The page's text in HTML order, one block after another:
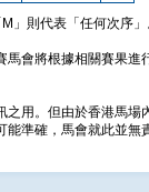
」則代表「任何次序
馬會將根據相關賽果進
用。但由於香港馬
準確，馬會就此並